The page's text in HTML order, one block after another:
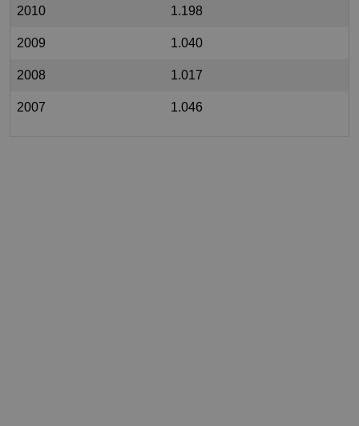
2010 1.198
2009 1.040
2008 1.017
2007 1.046